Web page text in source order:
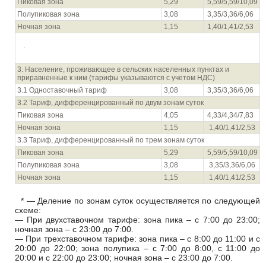
Пиковая зона
5,29
5,59/5,59/10,09
Полупиковая зона
3,08
3,35/3,36/6,06
Ночная зона
1,15 1,40/1,41/2,53
.
3. Население, проживающее в сельских населенных пунктах и
приравненные к ним (тарифы указываются с учетом НДС)
3.1 Одноставочный тариф
3,08
3,35/3,36/6,06
3.2 Тариф, дифференцированный по двум зонам суток
Пиковая зона
4,05
4,33/4,34/7,83
Ночная зона
1,15
1,40/1,41/2,53
3.3 Тариф, дифференцированный по трем зонам суток
Пиковая зона
5,29
5,59/5,59/10,09
Полупиковая зона
3,08
3,35/3,36/6,06
Ночная зона
1,15 1,40/1,41/2,53
* — Деление по зонам суток осуществляется по следующей
схеме:
— При двухставочном тарифе: зона пика – с 7:00 до 23:00;
ночная зона – с 23:00 до 7:00.
— При трехставочном тарифе: зона пика – с 8:00 до 11:00 и с
20:00 до 22:00; зона полупика – с 7:00 до 8:00, с 11:00 до
20:00 и с 22:00 до 23:00; ночная зона – с 23:00 до 7:00.